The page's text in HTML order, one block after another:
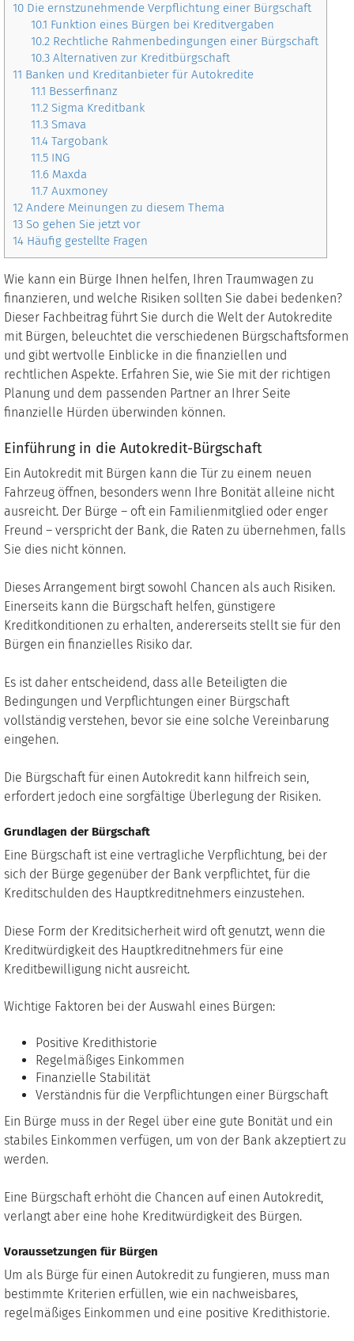
10 Die ernstzunehmende Verpflichtung einer Bürgschaft
10.1 Funktion eines Bürgen bei Kreditvergaben
10.2Rechtliche Rahmenbedingungen einer Bürgschaft
10.3Alternativen zur Kreditbürgschaft
11 Banken und Kreditanbieter für Autokredite
11.1 Besserfinanz
11.2Sigma Kreditbank
11.3Smava
11.4Targobank
11.5ING
11.6Maxda
11.7 Auxmoney
12 Andere Meinungen zu diesem Thema
13 So gehen Sie jetzt vor
14 Häufig gestellte Fragen
Wie kann ein Bürge Ihnen helfen, Ihren Traumwagen zu
finanzieren, und welche Risiken sollten Sie dabei bedenken?
Dieser Fachbeitrag führt Sie durch die Welt der Autokredite
mit Bürgen, beleuchtet die verschiedenen Bürgschaftsformen
und gibt wertvolle Einblicke in die finanziellen und
rechtlichen Aspekte. Erfahren Sie, wie Sie mit der richtigen
Planung und dem passenden Partner an Ihrer Seite
finanzielle Hürden überwinden können.
Einführung in die Autokredit-Bürgschaft
Ein Autokredit mit Bürgen kann die Tür zu einem neuen
Fahrzeug öffnen, besonders wenn Ihre Bonität alleine nicht
ausreicht. Der Bürge – oft ein Familienmitglied oder enger
Freund – verspricht der Bank, die Raten zu übernehmen, falls
Sie dies nicht können.
Dieses Arrangement birgt sowohl Chancen als auch Risiken.
Einerseits kann die Bürgschaft helfen, günstigere
Kreditkonditionen zu erhalten, andererseits stellt sie für den
Bürgen ein finanzielles Risiko dar.
Es ist daher entscheidend, dass alle Beteiligten die
Bedingungen und Verpflichtungen einer Bürgschaft
vollständig verstehen, bevor sie eine solche Vereinbarung
eingehen.
Die Bürgschaft für einen Autokredit kann hilfreich sein,
erfordert jedoch eine sorgfältige Überlegung der Risiken.
Grundlagen der Bürgschaft
Eine Bürgschaft ist eine vertragliche Verpflichtung, bei der
sich der Bürge gegenüber der Bank verpflichtet, für die
Kreditschulden des Hauptkreditnehmers einzustehen.
Diese Form der Kreditsicherheit wird oft genutzt, wenn die
Kreditwürdigkeit des Hauptkreditnehmers für eine
Kreditbewilligung nicht ausreicht.
Wichtige Faktoren bei der Auswahl eines Bürgen:
Positive Kredithistorie
Regelmäßiges Einkommen
Finanzielle Stabilität
Verständnis für die Verpflichtungen einer Bürgschaft
Ein Bürge muss in der Regel über eine gute Bonität und ein
stabiles Einkommen verfügen, um von der Bank akzeptiert zu
werden.
Eine Bürgschaft erhöht die Chancen auf einen Autokredit,
verlangt aber eine hohe Kreditwürdigkeit des Bürgen.
Voraussetzungen für Bürgen
Um als Bürge für einen Autokredit zu fungieren, muss man
bestimmte Kriterien erfüllen, wie ein nachweisbares,
regelmäßiges Einkommen und eine positive Kredithistorie.